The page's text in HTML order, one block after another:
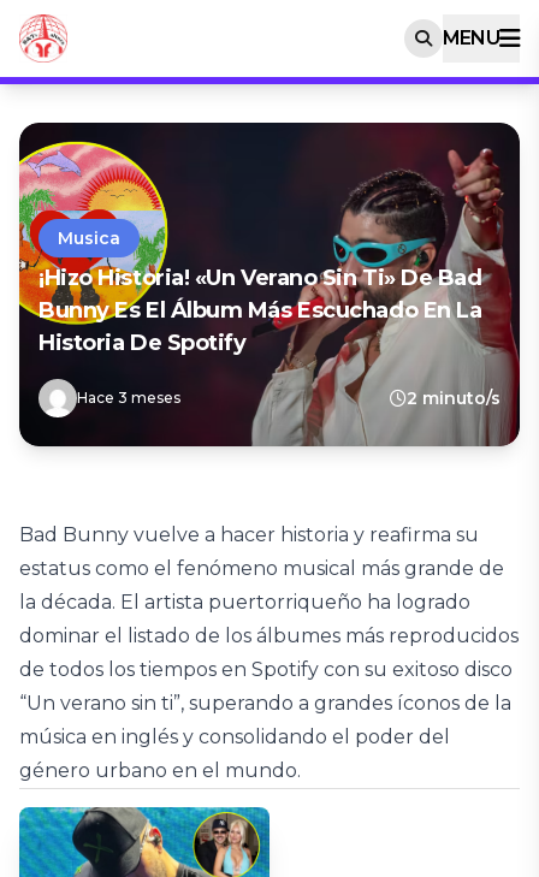
MENU
Musica
¡Hizo Historia! «Un Verano Sin Ti» De Bad
Bunny Es El Álbum Más Escuchado En La
Historia De Spotify
Hace 3 meses 2 minuto/s
Bad Bunny vuelve a hacer historia y reafirma su
estatus como el fenómeno musical más grande de
la década. El artista puertorriqueño ha logrado
dominar el listado de los álbumes más reproducidos
de todos los tiempos en Spotify con su exitoso disco
“Un verano sin ti”, superando a grandes íconos de la
música en inglés y consolidando el poder del
género urbano en el mundo.